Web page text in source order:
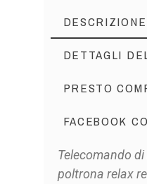
DESCRIZIONE
DETTAGLI
PRESTO
FACEBOOK
Telecomando
poltrona relax